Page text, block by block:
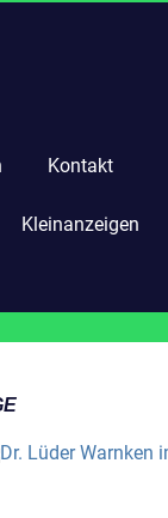
Kontakt
Kleinanzeigen